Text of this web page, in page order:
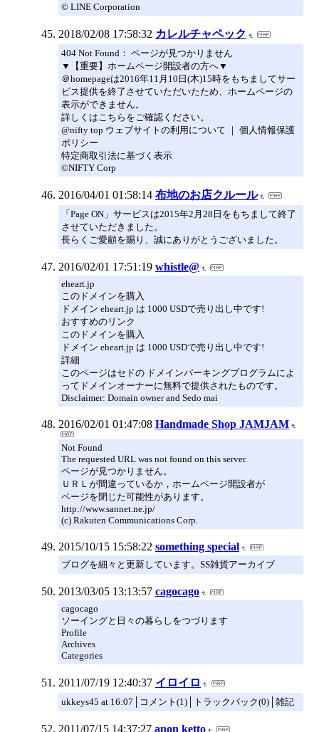
© LINE Corporation
2018/02/08 17:58:32 カレルチャペック
404 Not Found： ページが見つかりません
▼【重要】ホームページ開設者の方へ▼
＠homepageは2016年11月10日(木)15時をもちましてサー
ビス提供を終了させていただいたため、ホームページの
表示ができません。
詳しくはこちらをご確認ください。
@nifty top ウェブサイトの利用について ｜ 個人情報保護
ポリシー
特定商取引法に基づく表示
©NIFTY Corp
2016/04/01 01:58:14 布地のお店クルール
「Page ON」サービスは2015年2月28日をもちまして終了
させていただきました。
長らくご愛顧を賜り、誠にありがとうございました。
2016/02/01 17:51:19 whistle@
eheart.jp
このドメインを購入
ドメイン eheart.jp は 1000 USDで売り出し中です!
おすすめのリンク
このドメインを購入
ドメイン eheart.jp は 1000 USDで売り出し中です!
詳細
このページはセドの ドメインパーキングプログラムによ
ってドメインオーナーに無料で提供されたものです。
Disclaimer: Domain owner and Sedo mai
2016/02/01 01:47:08 Handmade Shop JAMJAM
Not Found
The requested URL was not found on this server.
ページが見つかりません。
ＵＲＬが間違っているか，ホームページ開設者が
ページを閉じた可能性があります。
http://www.sannet.ne.jp/
(c) Rakuten Communications Corp.
2015/10/15 15:58:22 something special
ブログを細々と更新しています。SS雑貨アーカイブ
2013/03/05 13:13:57 cagocago
cagocago
ソーイングと日々の暮らしをつづります
Profile
Archives
Categories
2011/07/19 12:40:37 イロイロ
ukkeys45 at 16:07│コメント(1)│トラックバック(0)│雑記
2011/07/15 14:37:27 anon ketto